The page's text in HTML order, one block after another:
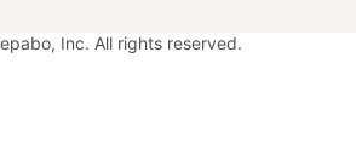
Inc. All rights reserved.